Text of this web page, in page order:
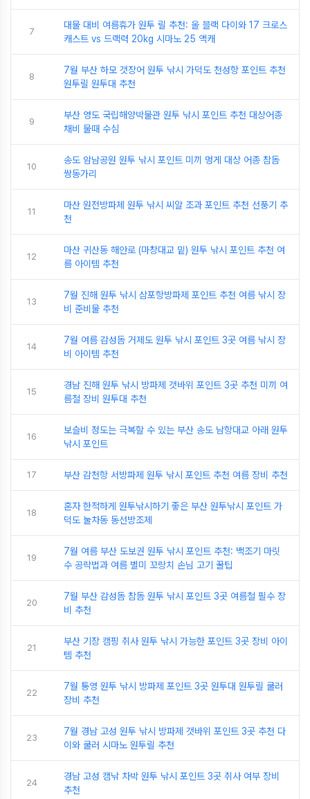
7
대물 대비 여름휴가 원투 릴 추천: 올 블랙 다이와 17 크로스
캐스트 vs 드랙력 20kg 시마노 25 액캐
8
7월 부산 하모 갯장어 원투 낚시 가덕도 천성항 포인트 추천
원투릴 원투대 추천
9
부산 영도 국립해양박물관 원투 낚시 포인트 추천 대상어종
채비 물때 수심
10
송도 암남공원 원투 낚시 포인트 미끼 멍게 대상 어종 참돔
쌍동가리
11
마산 원전방파제 원투 낚시 씨알 조과 포인트 추천 선풍기 추
천
12
마산 귀산동 해안로 (마창대교 밑) 원투 낚시 포인트 추천 여
름 아이템 추천
13
7월 진해 원투 낚시 삼포항방파제 포인트 추천 여름 낚시 장
비 준비물 추천
14
7월 여름 감성돔 거제도 원투 낚시 포인트 3곳 여름 낚시 장
비 아이템 추천
15
경남 진해 원투 낚시 방파제 갯바위 포인트 3곳 추천 미끼 여
름철 장비 원투대 추천
16
보슬비 정도는 극복할 수 있는 부산 송도 남항대교 아래 원투
낚시 포인트
17 부산 감천항 서방파제 원투 낚시 포인트 추천 여름 장비 추천
18
혼자 한적하게 원투낚시하기 좋은 부산 원투낚시 포인트 가
덕도 눌차동 동선방조제
19
7월 여름 부산 도보권 원투 낚시 포인트 추천: 백조기 마릿
수 공략법과 여름 별미 꼬랑치 손님 고기 꿀팁
20
7월 부산 감성돔 참돔 원투 낚시 포인트 3곳 여름철 필수 장
비 추천
21
부산 기장 캠핑 취사 원투 낚시 가능한 포인트 3곳 장비 아이
템 추천
22
7월 통영 원투 낚시 방파제 포인트 3곳 원투대 원투릴 쿨러
장비 추천
23
7월 경남 고성 원투 낚시 방파제 갯바위 포인트 3곳 추천 다
이와 쿨러 시마노 원투릴 추천
24
경남 고성 캠낚 차박 원투 낚시 포인트 3곳 취사 여부 장비
추천